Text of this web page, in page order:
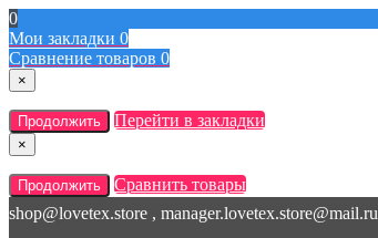
0
Мои закладки 0
Сравнение товаров 0
×
Продолжить Перейти в закладки
×
Продолжить
Сравнить товары
shop@lovetex.store , manager.lovetex.store@mail.ru